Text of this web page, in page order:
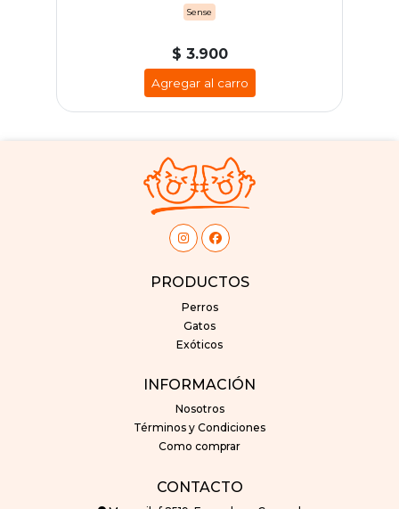
Sense
$ 3.900
Agregar al carro
PRODUCTOS
Perros
Gatos
Exóticos
INFORMACIÓN
Nosotros
Términos y Condiciones
Como comprar
CONTACTO